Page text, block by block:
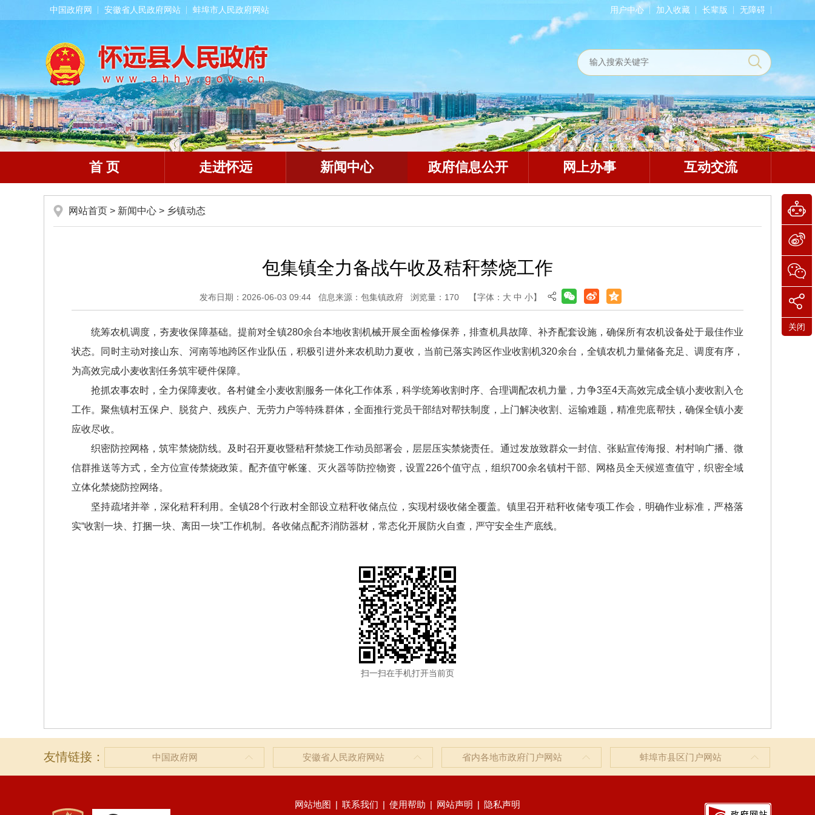
中国政府网 安徽省人民政府网站 蚌埠市人民政府网站 用户中心 加入收藏 长辈版 无障碍
首 页 走进怀远 新闻中心 政府信息公开 网上办事 互动交流
网站首页 > 新闻中心 > 乡镇动态
包集镇全力备战午收及秸秆禁烧工作
发布日期：2026-06-03 09:44 信息来源：包集镇政府 浏览量： 170 【字体： 大 中 小】
统筹农机调度，夯麦收保障基础。提前对全镇280余台本地收割机械开展全面检修保养，排查机具故障、补齐配套设施，确保所有农机设备处于最佳作业
状态。同时主动对接山东、河南等地跨区作业队伍，积极引进外来农机助力夏收，当前已落实跨区作业收割机320余台，全镇农机力量储备充足、调度有序，
为高效完成小麦收割任务筑牢硬件保障。
抢抓农事农时，全力保障麦收。各村健全小麦收割服务一体化工作体系，科学统筹收割时序、合理调配农机力量，力争3至4天高效完成全镇小麦收割入仓
工作。聚焦镇村五保户、脱贫户、残疾户、无劳力户等特殊群体，全面推行党员干部结对帮扶制度，上门解决收割、运输难题，精准兜底帮扶，确保全镇小麦
应收尽收。
织密防控网格，筑牢禁烧防线。及时召开夏收暨秸秆禁烧工作动员部署会，层层压实禁烧责任。通过发放致群众一封信、张贴宣传海报、村村响广播、微
信群推送等方式，全方位宣传禁烧政策。配齐值守帐篷、灭火器等防控物资，设置226个值守点，组织700余名镇村干部、网格员全天候巡查值守，织密全域
立体化禁烧防控网络。
坚持疏堵并举，深化秸秆利用。全镇28个行政村全部设立秸秆收储点位，实现村级收储全覆盖。镇里召开秸秆收储专项工作会，明确作业标准，严格落
实“收割一块、打捆一块、离田一块”工作机制。各收储点配齐消防器材，常态化开展防火自查，严守安全生产底线。
扫一扫在手机打开当前页
友情链接： 中国政府网 安徽省人民政府网站 省内各地市政府门户网站 蚌埠市县区门户网站
网站地图 | 联系我们 | 使用帮助 | 网站声明 | 隐私声明
关闭